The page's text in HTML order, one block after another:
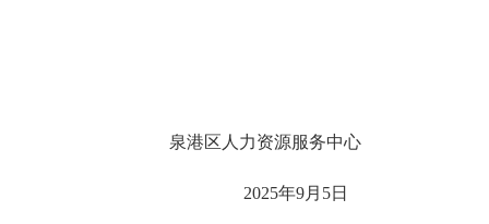
泉港区人力资源服务中心
2025年9月 5日